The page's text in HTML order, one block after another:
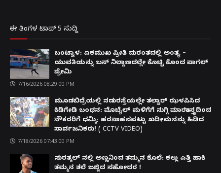
ಈ ತಿಂಗಳ ಟಾಪ್ 5 ಸುದ್ದಿ
ಬಂಟ್ವಾಳ: ಏಕಮುಖ ಪ್ರೀತಿ ದುರಂತದಲ್ಲಿ ಅಂತ್ಯ –
ಯುವತಿಯನ್ನು ಬಸ್ ನಿಲ್ದಾಣದಲ್ಲೇ ಕೊಚ್ಚಿ ಕೊಂದ ಪಾಗಲ್
ಪ್ರೇಮಿ
7/16/2026 08:29:00 PM
ಮೂಡಬಿದ್ರೆಯಲ್ಲಿ ನಡುರಸ್ತೆಯಲ್ಲೇ ತಲ್ವಾರ್ ಝಳಪಿಸಿದ
ಕಿಡಿಗೇಡಿ ಬಂಧನ: ಮೊಬೈಲ್ ಮಳಿಗೆಗೆ ನುಗ್ಗಿ ಮಾರಕಾಸ್ತ್ರದಿಂದ
ನೌಕರರಿಗೆ ಧಮ್ಕಿ; ಹರಸಾಹಸಪಟ್ಟು ಖದೀಮನನ್ನು ಹಿಡಿದ
ಸಾರ್ವಜನಿಕರು! ( CCTV VIDEO)
7/18/2026 07:43:00 PM
ಸುರತ್ಕಲ್ ನಲ್ಲಿ ಅಣ್ಣನಿಂದ ತಮ್ಮನ ಕೊಲೆ: ಕಲ್ಲು ಎತ್ತಿ ಹಾಕಿ
ತಮ್ಮನ ತಲೆ ಜಜ್ಜಿದ ಸಹೋದರ !